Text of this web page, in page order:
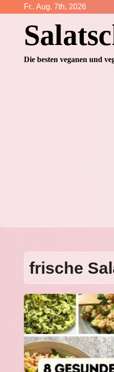
springen
Fr.. Aug. 7th, 2026
Die besten veganen und
frische